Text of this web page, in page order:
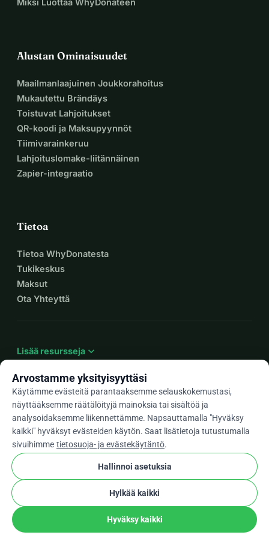
Miksi Luottaa WhyDonateen
Alustan Ominaisuudet
Maailmanlaajuinen Joukkorahoitus
Mukautettu Brändäys
Toistuvat Lahjoitukset
QR-koodi ja Maksupyynnöt
Tiimivarainkeruu
Lahjoituslomake-liitännäinen
Zapier-integraatio
Tietoa
Tietoa WhyDonatesta
Tukikeskus
Maksut
Ota Yhteyttä
Lisää resursseja expand_more
Fiarrow_drop_down
★★★★★4,9 / 5 yli 500 arvostelun perusteella
WhyDonate Yksityisyys ja evästeet
Käyttöehdot
Evästeasetukset
stripe check Vahvistettu Kumppani
Arvostamme yksityisyyttäsi
Käytämme evästeitä parantaaksemme selauskokemustasi,
näyttääksemme räätälöityjä mainoksia tai sisältöä ja
analysoidaksemme liikennettämme. Napsauttamalla "Hyväksy
kaikki" hyväksyt evästeiden käytön. Saat lisätietoja tutustumalla
sivuihimme tietosuoja- ja evästekäytäntö.
Hallinnoi asetuksia
Hylkää kaikki
Hyväksy kaikki